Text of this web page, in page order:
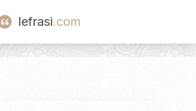
lefrasi.com